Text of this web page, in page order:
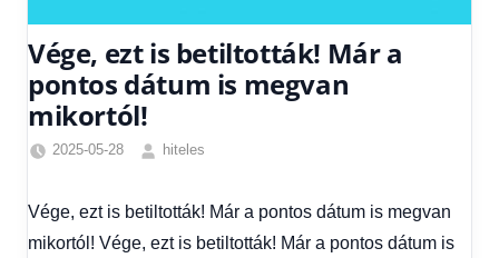
Vége, ezt is betiltották! Már a
pontos dátum is megvan
mikortól!
2025-05-28
hiteles
hírek,
Hírek,
Vége, ezt is betiltották! Már a pontos dátum is megvan
mikortól! Vége, ezt is betiltották! Már a pontos dátum is